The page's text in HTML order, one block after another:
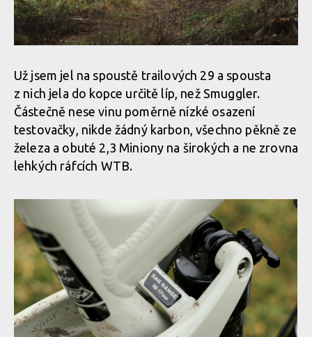
Už jsem jel na spoustě trailových 29 a spousta
z nich jela do kopce určitě líp, než Smuggler.
Částečně nese vinu poměrně nízké osazení
testovačky, nikde žádný karbon, všechno pěkně ze
železa a obuté 2,3 Miniony na širokých a ne zrovna
lehkých ráfcích WTB.